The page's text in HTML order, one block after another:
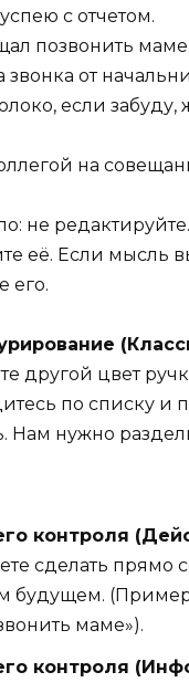
с отчетом.
позвонить
от
если забуду,
на
не
её. Если мысль
его.
другой цвет
по списку и
Нам нужно
контроля
сделать прямо
будущем.
маме»).
контроля